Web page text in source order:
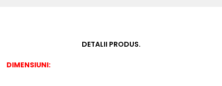
DETALII PRODUS.
DIMENSIUNI: